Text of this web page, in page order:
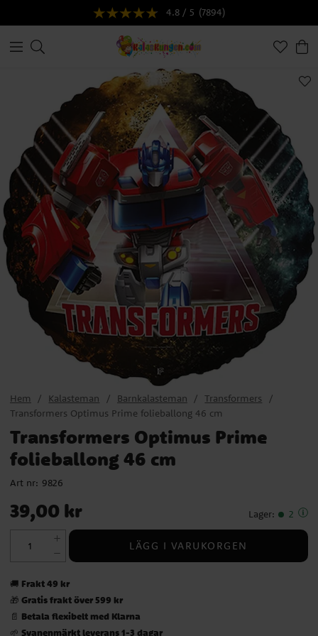
4.8 / 5 (7894)
Hem Kalasteman Barnkalasteman
Transformers
Transformers Optimus Prime folieballong 46 cm
Transformers Optimus Prime
folieballong 46 cm
Art nr: 9826
Pris: 39,00 kr
39,00 kr Lager: 2
LÄGG I VARUKORGEN
🚚 Frakt 49 kr
🎁 Gratis frakt över 599 kr
📄 Betala flexibelt med Klarna
🌱 Svanenmärkt leverans 1-3 dagar